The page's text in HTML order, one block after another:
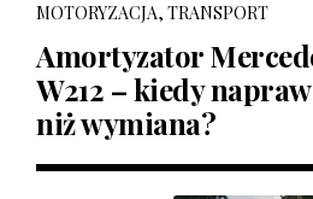
MOTORYZACJA, TRANSPORT
Amortyzator
W212 – kiedy
niż wymiana?